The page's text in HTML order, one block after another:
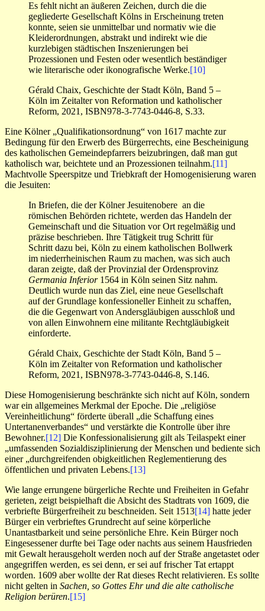
Es fehlt nicht an äußeren Zeichen, durch die die
gegliederte Gesellschaft Kölns in Erscheinung treten
konnte, seien sie unmittelbar und normativ wie die
Kleiderordnungen, abstrakt und indirekt wie die
kurzlebigen städtischen Inszenierungen bei
Prozessionen und Festen oder wesentlich beständiger
wie literarische oder ikonografische Werke.[10]
Gérald Chaix, Geschichte der Stadt Köln, Band 5 –
Köln im Zeitalter von Reformation und katholischer
Reform, 2021, ISBN978-3-7743-0446-8, S.33.
Eine Kölner „Qualifikationsordnung“ von 1617 machte zur
Bedingung für den Erwerb des Bürgerrechts, eine Bescheinigung
des katholischen Gemeindepfarrers beizubringen, daß man gut
katholisch war, beichtete und an Prozessionen teilnahm.[11]
Machtvolle Speerspitze und Triebkraft der Homogenisierung waren
die Jesuiten:
In Briefen, die der Kölner Jesuitenobere an die
römischen Behörden richtete, werden das Handeln der
Gemeinschaft und die Situation vor Ort regelmäßig und
präzise beschrieben. Ihre Tätigkeit trug Schritt für
Schritt dazu bei, Köln zu einem katholischen Bollwerk
im niederrheinischen Raum zu machen, was sich auch
daran zeigte, daß der Provinzial der Ordensprovinz
Germania Inferior1564 in Köln seinen Sitz nahm.
Deutlich wurde nun das Ziel, eine neue Gesellschaft
auf der Grundlage konfessioneller Einheit zu schaffen,
die die Gegenwart von Andersgläubigen ausschloß und
von allen Einwohnern eine militante Rechtgläubigkeit
einforderte.
Gérald Chaix, Geschichte der Stadt Köln, Band 5 –
Köln im Zeitalter von Reformation und katholischer
Reform, 2021, ISBN978-3-7743-0446-8, S.146.
Diese Homogenisierung beschränkte sich nicht auf Köln, sondern
war ein allgemeines Merkmal der Epoche. Die „religiöse
Vereinheitlichung“ förderte überall „die Schaffung eines
Untertanenverbandes“ und verstärkte die Kontrolle über ihre
Bewohner.[12] Die Konfessionalisierung gilt als Teilaspekt einer
„umfassenden Sozialdisziplinierung der Menschen und bediente sich
einer „durchgreifenden obigkeitlichen Reglementierung des
öffentlichen und privaten Lebens.[13]
Wie lange errungene bürgerliche Rechte und Freiheiten in Gefahr
gerieten, zeigt beispielhaft die Absicht des Stadtrats von 1609, die
verbriefte Bürgerfreiheit zu beschneiden. Seit 1513[14] hatte jeder
Bürger ein verbrieftes Grundrecht auf seine körperliche
Unantastbarkeit und seine persönliche Ehre. Kein Bürger noch
Eingesessener durfte bei Tage oder nachts aus seinem Hausfrieden
mit Gewalt herausgeholt werden noch auf der Straße angetastet oder
angegriffen werden, es sei denn, er sei auf frischer Tat ertappt
worden. 1609 aber wollte der Rat dieses Recht relativieren. Es sollte
nicht gelten in Sachen, so Gottes Ehr und die alte catholische
Religion berüren.[15]